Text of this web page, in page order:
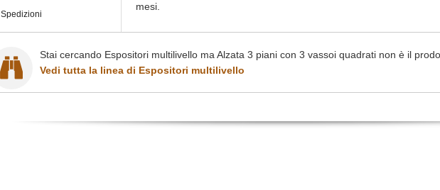
Spedizioni
mesi.
Stai cercando Espositori multilivello ma Alzata 3 piani con 3 vassoi quadrati non è il
Vedi tutta la linea di Espositori multilivello